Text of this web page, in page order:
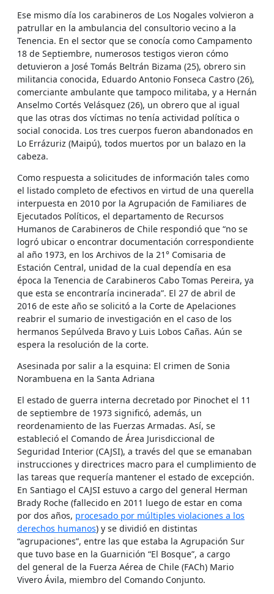
Ese mismo día los carabineros de Los Nogales volvieron a
patrullar en la ambulancia del consultorio vecino a la
Tenencia. En el sector que se conocía como Campamento
18 de Septiembre, numerosos testigos vieron cómo
detuvieron a José Tomás Beltrán Bizama (25), obrero sin
militancia conocida, Eduardo Antonio Fonseca Castro (26),
comerciante ambulante que tampoco militaba, y a Hernán
Anselmo Cortés Velásquez (26), un obrero que al igual
que las otras dos víctimas no tenía actividad política o
social conocida. Los tres cuerpos fueron abandonados en
Lo Errázuriz (Maipú), todos muertos por un balazo en la
cabeza.
Como respuesta a solicitudes de información tales como
el listado completo de efectivos en virtud de una querella
interpuesta en 2010 por la Agrupación de Familiares de
Ejecutados Políticos, el departamento de Recursos
Humanos de Carabineros de Chile respondió que “no se
logró ubicar o encontrar documentación correspondiente
al año 1973, en los Archivos de la 21° Comisaria de
Estación Central, unidad de la cual dependía en esa
época la Tenencia de Carabineros Cabo Tomas Pereira, ya
que esta se encontraría incinerada”. El 27 de abril de
2016 de este año se solicitó a la Corte de Apelaciones
reabrir el sumario de investigación en el caso de los
hermanos Sepúlveda Bravo y Luis Lobos Cañas. Aún se
espera la resolución de la corte.
Asesinada por salir a la esquina: El crimen de Sonia
Norambuena en la Santa Adriana
El estado de guerra interna decretado por Pinochet el 11
de septiembre de 1973 significó, además, un
reordenamiento de las Fuerzas Armadas. Así, se
estableció el Comando de Área Jurisdiccional de
Seguridad Interior (CAJSI), a través del que se emanaban
instrucciones y directrices macro para el cumplimiento de
las tareas que requería mantener el estado de excepción.
En Santiago el CAJSI estuvo a cargo del general Herman
Brady Roche (fallecido en 2011 luego de estar en coma
por dos años, procesado por múltiples violaciones a los
derechos humanos) y se dividió en distintas
“agrupaciones”, entre las que estaba la Agrupación Sur
que tuvo base en la Guarnición “El Bosque”, a cargo
del general de la Fuerza Aérea de Chile (FACh) Mario
Vivero Ávila, miembro del Comando Conjunto.